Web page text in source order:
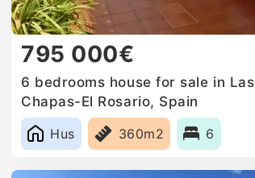
795 000€
6 bedrooms house for sale in Las
Chapas-El Rosario, Spain
Hus
360m2 6